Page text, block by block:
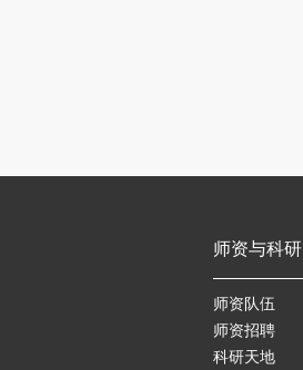
师资与科研
师资队伍
师资招聘
科研天地